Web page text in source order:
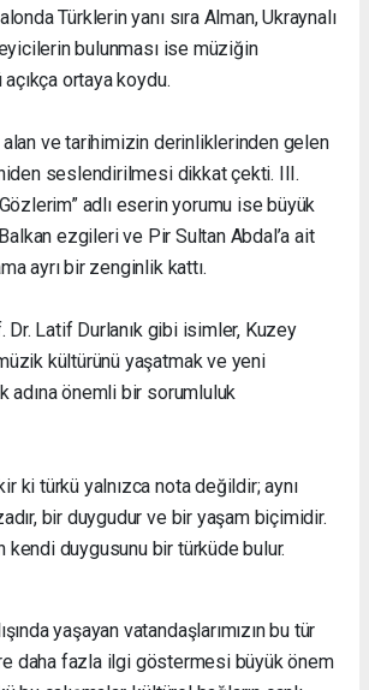
Türklerin yanı sıra Alman, Ukraynalı
bulunması ise müziğin
ortaya koydu.
ve tarihimizin derinliklerinden gelen
seslendirilmesi dikkat çekti. III.
adlı eserin yorumu ise büyük
ezgileri ve Pir Sultan Abdal’a ait
ayrı bir zenginlik kattı.
Dr. Latif Durlanık gibi isimler, Kuzey
kültürünü yaşatmak ve yeni
adına önemli bir sorumluluk
ki türkü yalnızca nota değildir; aynı
bir duygudur ve bir yaşam biçimidir.
kendi duygusunu bir türküde bulur.
yaşayan vatandaşlarımızın bu tür
daha fazla ilgi göstermesi büyük önem